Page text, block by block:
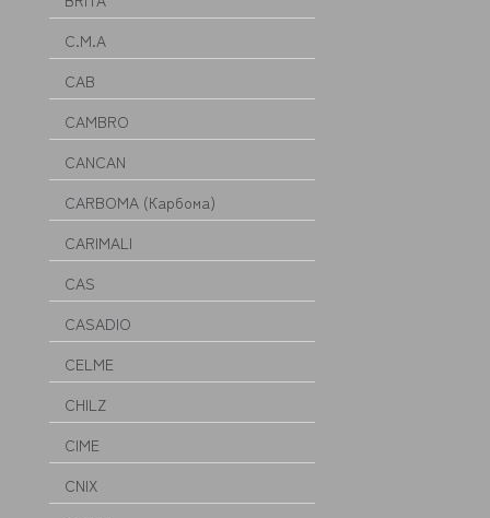
C.M.A
CAB
CAMBRO
CANCAN
CARBOMA (Карбома)
CARIMALI
CAS
CASADIO
CELME
CHILZ
CIME
CNIX